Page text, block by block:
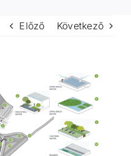
Előző Következő